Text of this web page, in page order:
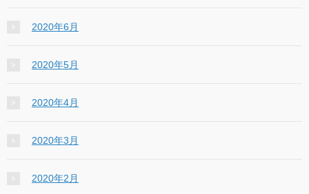
2020年6月
2020年5月
2020年4月
2020年3月
2020年2月